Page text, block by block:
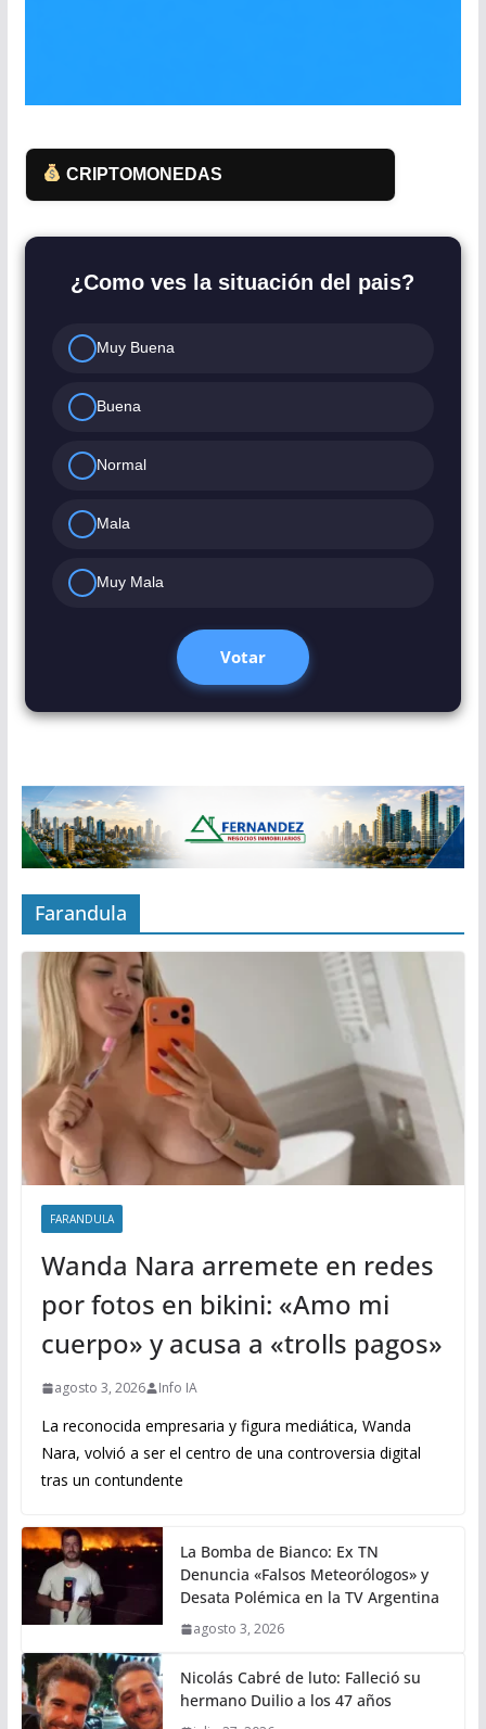
CRIPTOMONEDAS
¿Como ves la situación del pais?
Muy Buena
Buena
Normal
Mala
Muy Mala
Votar
Farandula
FARANDULA
Wanda Nara arremete en redes
por fotos en bikini: «Amo mi
cuerpo» y acusa a «trolls pagos»
agosto 3, 2026 Info IA
La reconocida empresaria y figura mediática, Wanda
Nara, volvió a ser el centro de una controversia digital
tras un contundente
La Bomba de Bianco: Ex TN
Denuncia «Falsos Meteorólogos» y
Desata Polémica en la TV Argentina
agosto 3, 2026
Nicolás Cabré de luto: Falleció su
hermano Duilio a los 47 años